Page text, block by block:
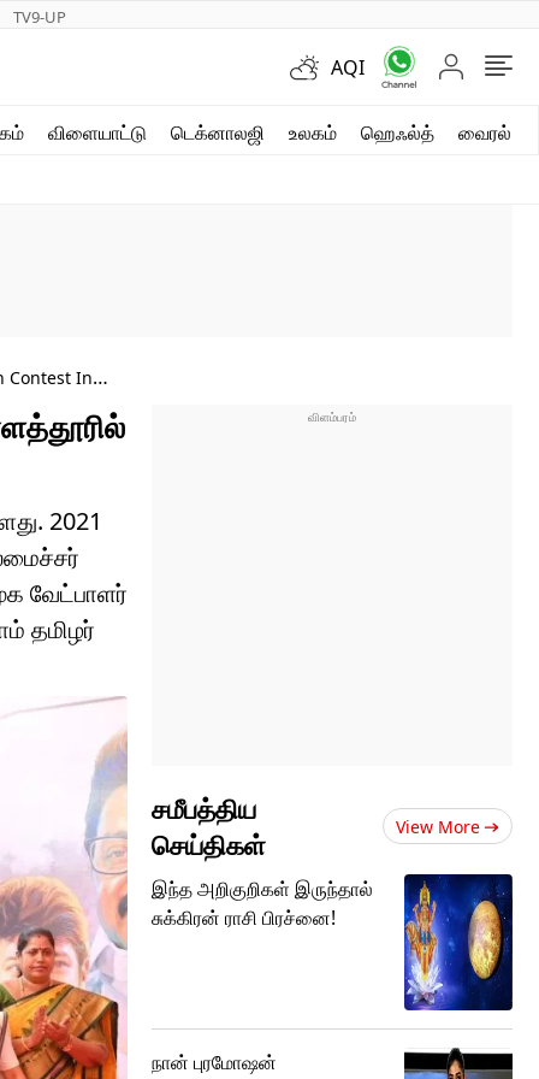
TV9-UP
AQI
விளையாட்டு டெக்னாலஜி உலகம் ஹெஃல்த் வைரல்
Contest In
2021
வேட்பாளர்
தமிழர்
சமீபத்திய
செய்திகள்
View More
இந்த அறிகுறிகள் இருந்தால்
சுக்கிரன் ராசி பிரச்னை!
நான் புரமோஷன்